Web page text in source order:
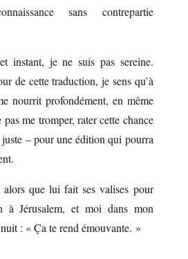
sans contrepartie
instant, je ne suis pas sereine.
de cette traduction, je sens qu’à
nourrit profondément, en même
me tromper, rater cette chance
– pour une édition qui pourra
que lui fait ses valises pour
à Jérusalem, et moi dans mon
: « Ça te rend émouvante. »